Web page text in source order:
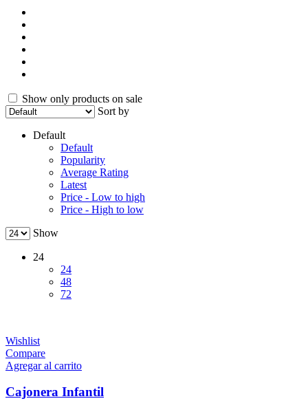
Show only products on sale
Sort by
Default
Default
Popularity
Average Rating
Latest
Price - Low to high
Price - High to low
Show
24
24
48
72
Wishlist
Compare
Agregar al carrito
Cajonera Infantil